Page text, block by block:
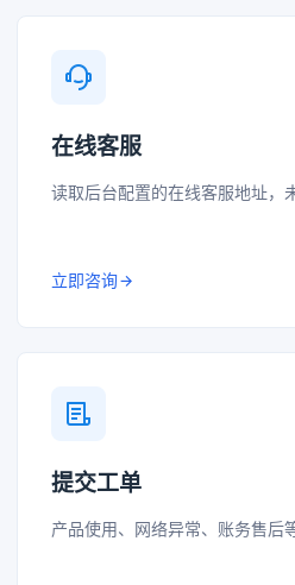
在线客服
读取后台配置的在线客服地址，
立即咨询
提交工单
产品使用、网络异常、账务售后